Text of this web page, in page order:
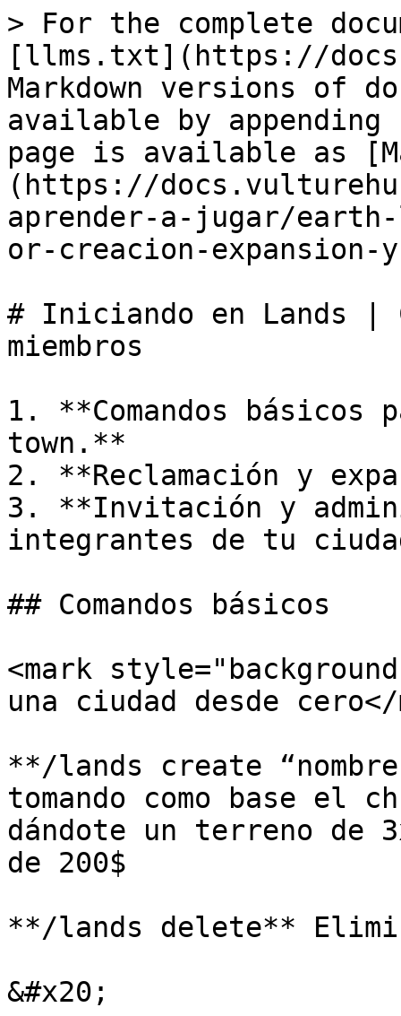
> For the complete
[llms.txt](https://
Markdown versions of
available by
page is available as
(https://
aprender-a-jugar/
or-creacion-expansion-
# Iniciando en Lands |
miembros
1. **Comandos
town.**
2. **Reclamación y
3. **Invitación y
integrantes de tu
## Comandos básicos
<mark
una ciudad desde cero</
**/lands create
tomando como base el
dándote un terreno de
de 200$
**/lands delete**
&#x20;